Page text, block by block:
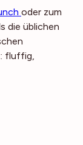
oder zum
die üblichen
fluffig,